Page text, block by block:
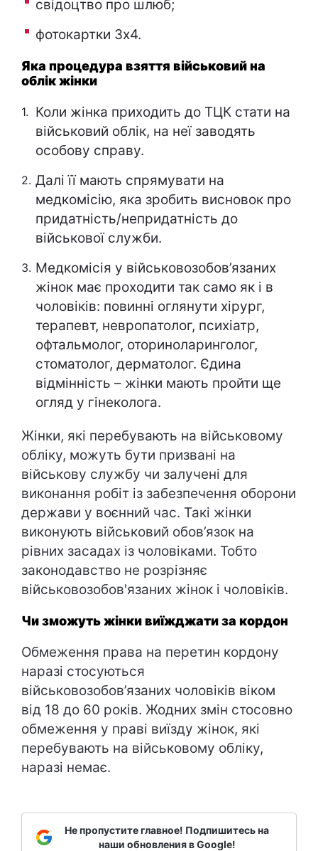
свідоцтво про шлюб;
фотокартки 3х4.
Яка процедура взяття військовий на
облік жінки
Коли жінка приходить до ТЦК стати на
військовий облік, на неї заводять
особову справу.
Далі її мають спрямувати на
медкомісію, яка зробить висновок про
придатність/непридатність до
військової служби.
Медкомісія у військовозобов’язаних
жінок має проходити так само як і в
чоловіків: повинні оглянути хірург,
терапевт, невропатолог, психіатр,
офтальмолог, оториноларинголог,
стоматолог, дерматолог. Єдина
відмінність – жінки мають пройти ще
огляд у гінеколога.
Жінки, які перебувають на військовому
обліку, можуть бути призвані на
військову службу чи залучені для
виконання робіт із забезпечення оборони
держави у воєнний час. Такі жінки
виконують військовий обов’язок на
рівних засадах із чоловіками. Тобто
законодавство не розрізняє
військовозобов'язаних жінок і чоловіків.
Чи зможуть жінки виїжджати за кордон
Обмеження права на перетин кордону
наразі стосуються
військовозобов’язаних чоловіків віком
від 18 до 60 років. Жодних змін стосовно
обмеження у праві виїзду жінок, які
перебувають на військовому обліку,
наразі немає.
Не пропустите главное! Подпишитесь на
наши обновления в Google!